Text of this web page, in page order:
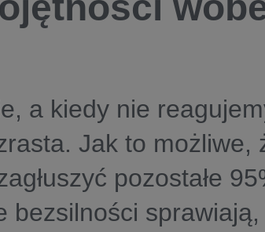
a kiedy nie
Jak to możliwe,
pozostałe
bezsilności